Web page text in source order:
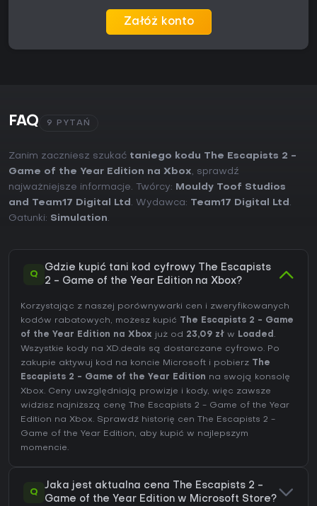
Załóż konto
FAQ 9 PYTAŃ
Zanim zaczniesz szukać taniego kodu The Escapists 2 -
Game of the Year Edition na Xbox, sprawdź
najważniejsze informacje. Twórcy:
Mouldy Toof Studios
and Team17 Digital Ltd . Wydawca: Team17 Digital Ltd .
Gatunki: Simulation.
Q
Gdzie kupić tani kod cyfrowy The Escapists
2 - Game of the Year Edition na Xbox?
Korzystając z naszej porównywarki cen i zweryfikowanych
kodów rabatowych, możesz kupić
The Escapists 2 - Game
of the Year Edition na Xbox już od 23,09 zł w Loaded .
Wszystkie kody na XD.deals są dostarczane cyfrowo. Po
zakupie aktywuj kod na koncie Microsoft i pobierz
The
Escapists 2 - Game of the Year Edition na swoją konsolę
Xbox. Ceny uwzględniają prowizje i kody, więc zawsze
widzisz najniższą cenę The Escapists 2 - Game of the Year
Edition na Xbox. Sprawdź historię cen The Escapists 2 -
Game of the Year Edition, aby kupić w najlepszym
momencie.
Q
Jaka jest aktualna cena The Escapists 2 -
Game of the Year Edition w Microsoft Store?